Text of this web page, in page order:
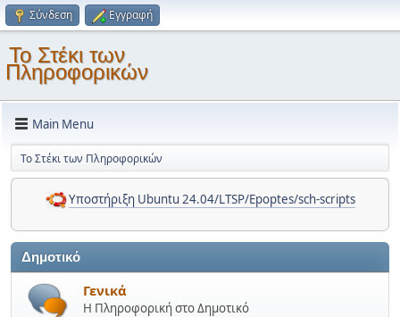
Σύνδεση Εγγραφή
Το Στέκι των
Πληροφορικών
Main Menu
Το Στέκι των Πληροφορικών
Υποστήριξη Ubuntu 24.04/LTSP/Epoptes/sch-scripts
Δημοτικό
Γενικά
Η Πληροφορική στο Δημοτικό